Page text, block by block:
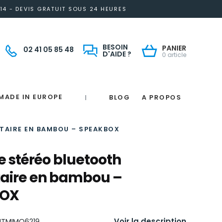
- DEVIS GRATUIT SOUS 24 HEURES
02 41 05 85 48 BESOIN
D'AIDE ?
PANIER
0 article
IN EUROPE | BLOG A PROPOS
EN BAMBOU – SPEAKBOX
stéréo bluetooth
en bambou –